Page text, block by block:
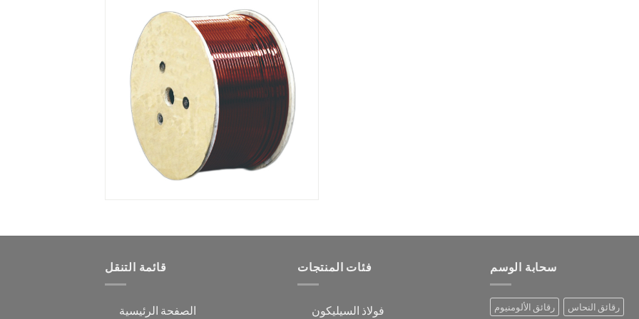
قائمة التنقل
الصفحة الرئيسية
فئات المنتجات
فولاذ السيليكون
سحابة الوسم
رقائق الألومنيوم رقائق النحاس